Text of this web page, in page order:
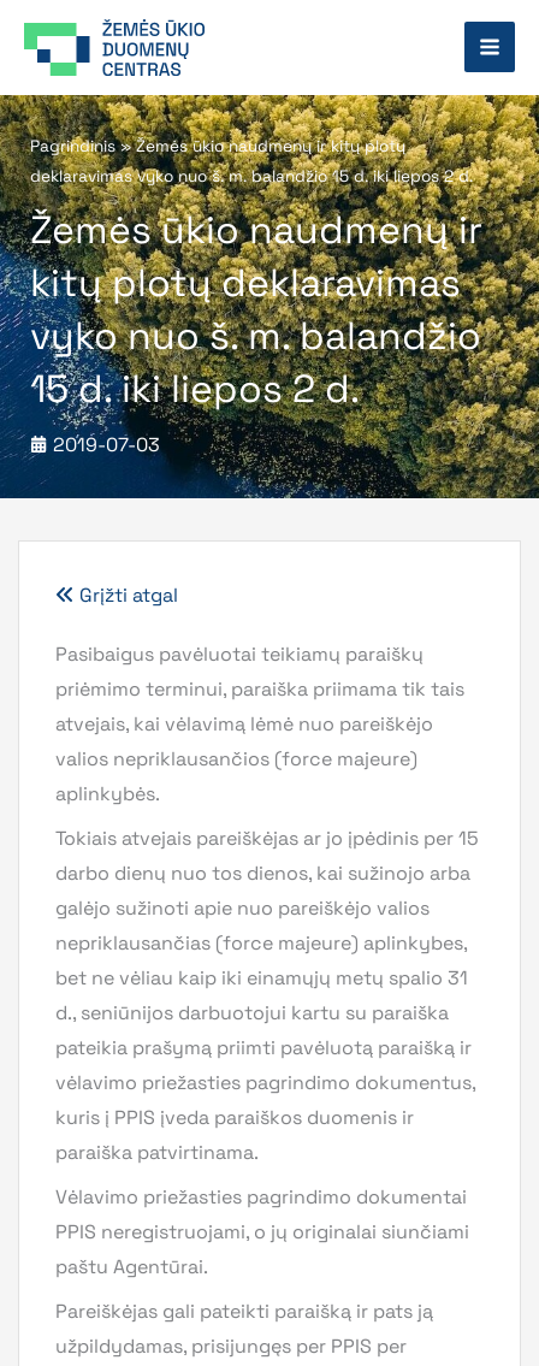
prie
Pagrindinis»Žemės ūkio naudmenų ir kitų plotų
deklaravimas vyko nuo š. m. balandžio 15 d. iki liepos 2 d.
Žemės ūkio naudmenų ir
kitų plotų deklaravimas
vyko nuo š. m. balandžio
15 d. iki liepos 2 d.
2019-07-03
Grįžti atgal
Pasibaigus pavėluotai teikiamų paraiškų
priėmimo terminui, paraiška priimama tik tais
atvejais, kai vėlavimą lėmė nuo pareiškėjo
valios nepriklausančios (force majeure)
aplinkybės.
Tokiais atvejais pareiškėjas ar jo įpėdinis per 15
darbo dienų nuo tos dienos, kai sužinojo arba
galėjo sužinoti apie nuo pareiškėjo valios
nepriklausančias (force majeure) aplinkybes,
bet ne vėliau kaip iki einamųjų metų spalio 31
d., seniūnijos darbuotojui kartu su paraiška
pateikia prašymą priimti pavėluotą paraišką ir
vėlavimo priežasties pagrindimo dokumentus,
kuris į PPIS įveda paraiškos duomenis ir
paraiška patvirtinama.
Vėlavimo priežasties pagrindimo dokumentai
PPIS neregistruojami, o jų originalai siunčiami
paštu Agentūrai.
Pareiškėjas gali pateikti paraišką ir pats ją
užpildydamas, prisijungęs per PPIS per